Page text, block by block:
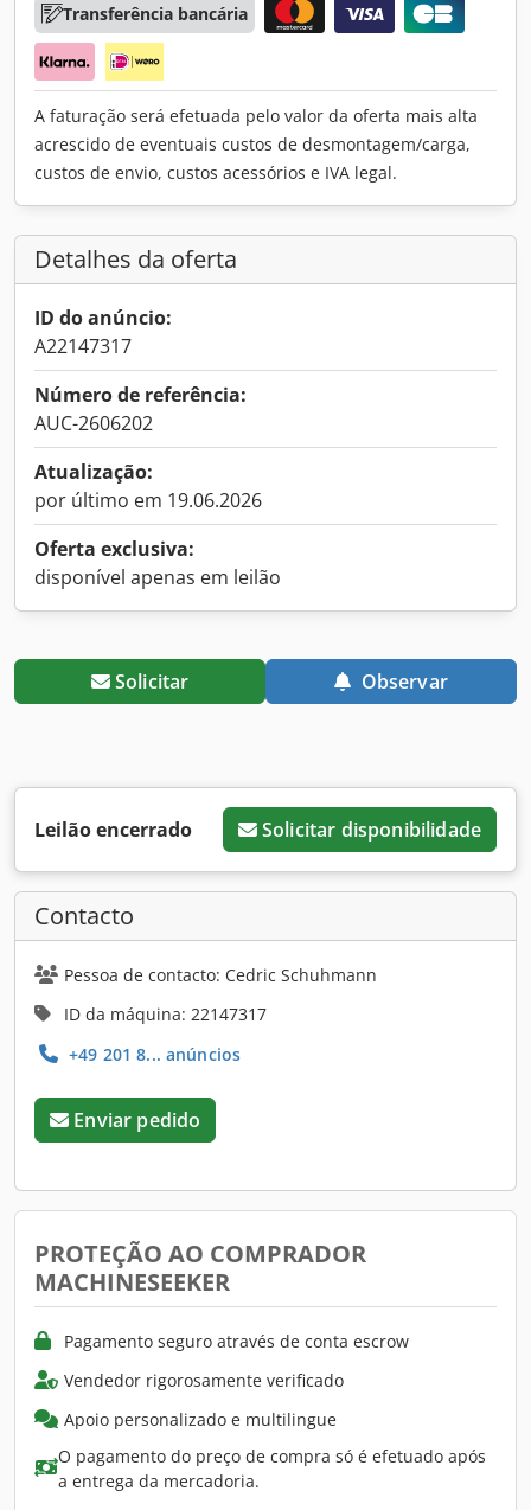
Transferência bancária
A faturação será efetuada pelo valor da oferta mais alta
acrescido de eventuais custos de desmontagem/carga,
custos de envio, custos acessórios e IVA legal.
Detalhes da oferta
ID do anúncio:
A22147317
Número de referência:
AUC-2606202
Atualização:
por último em 19.06.2026
Oferta exclusiva:
disponível apenas em leilão
Solicitar Observar
Leilão encerrado Solicitar disponibilidade
Contacto
Pessoa de contacto: Cedric Schuhmann
ID da máquina: 22147317
+49 201 8... anúncios
Enviar pedido
PROTEÇÃO AO COMPRADOR
MACHINESEEKER
Pagamento seguro através de conta escrow
Vendedor rigorosamente verificado
Apoio personalizado e multilingue
O pagamento do preço de compra só é efetuado após
a entrega da mercadoria.